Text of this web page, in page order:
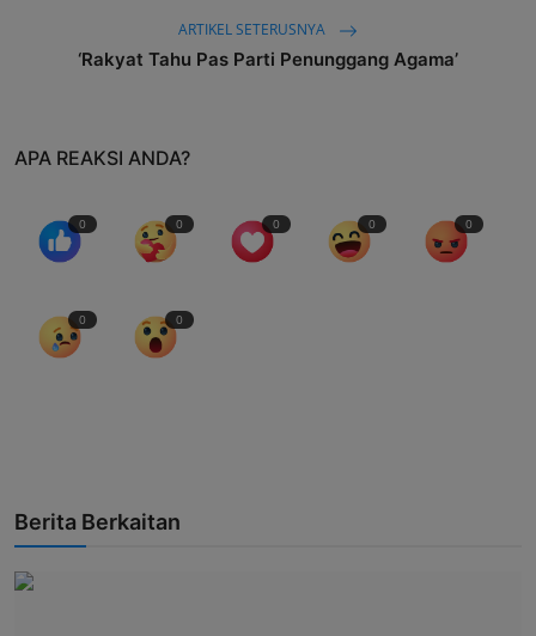
ARTIKEL SETERUSNYA
‘Rakyat Tahu Pas Parti Penunggang Agama’
APA REAKSI ANDA?
0 0 0 0 0
0 0
Berita Berkaitan